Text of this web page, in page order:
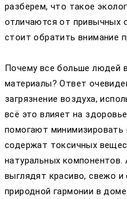
разберем, что такое
отличаются от привычных
стоит обратить внимание
Почему все больше людей
материалы? Ответ
загрязнение воздуха,
всё это влияет на
помогают
содержат токсичных
натуральных
выглядят красиво, свежо
природной гармонии в доме.